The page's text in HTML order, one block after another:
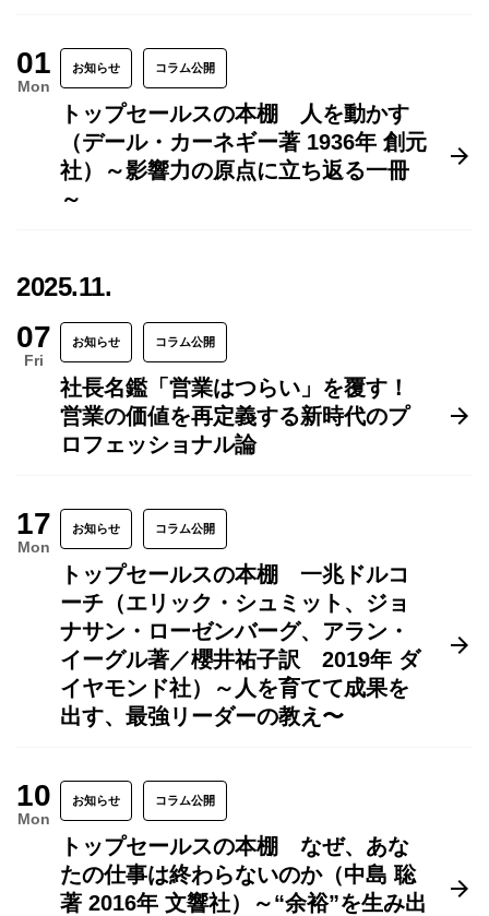
01
Mon
お知らせ コラム公開
トップセールスの本棚 人を動かす
（デール・カーネギー著 1936年 創元
社）～影響力の原点に立ち返る一冊
～
2025.11.
07
Fri
お知らせ コラム公開
社長名鑑「営業はつらい」を覆す！
営業の価値を再定義する新時代のプ
ロフェッショナル論
17
Mon
お知らせ コラム公開
トップセールスの本棚 一兆ドルコ
ーチ（エリック・シュミット、ジョ
ナサン・ローゼンバーグ、アラン・
イーグル著／櫻井祐子訳 2019年 ダ
イヤモンド社）～人を育てて成果を
出す、最強リーダーの教え〜
10
Mon
お知らせ コラム公開
トップセールスの本棚 なぜ、あな
たの仕事は終わらないのか（中島 聡
著 2016年 文響社）～“余裕”を生み出